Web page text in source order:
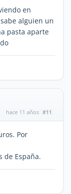
en
alguien un
pasta aparte
hace 11 años #11
Por
de España.